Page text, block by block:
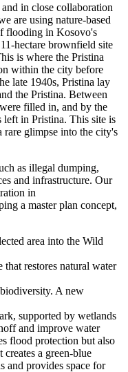
in close collaboration
are using nature-based
flooding in Kosovo's
hectare brownfield site
is where the Pristina
within the city before
late 1940s, Pristina lay
the Pristina. Between
filled in, and by the
left in Pristina. This site is
glimpse into the city's
as illegal dumping,
and infrastructure. Our
in
a master plan concept,
area into the Wild
restores natural water
A new
supported by wetlands
and improve water
flood protection but also
a green-blue
and provides space for